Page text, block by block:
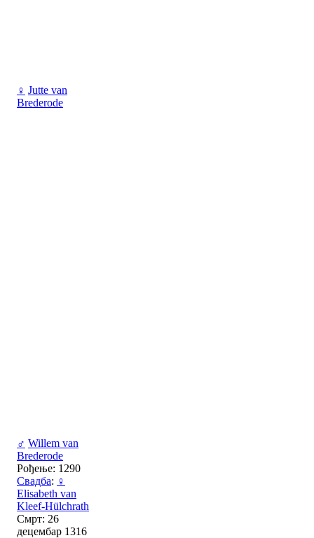
♀ Jutte van
Brederode
♂ Willem van
Brederode
Рођење: 1290
Свадба: ♀
Elisabeth van
Kleef-Hülchrath
Смрт: 26
децембар 1316